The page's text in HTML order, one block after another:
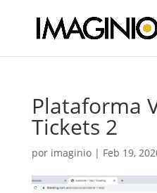
Plataforma
Tickets 2
por imaginio| Feb 19,